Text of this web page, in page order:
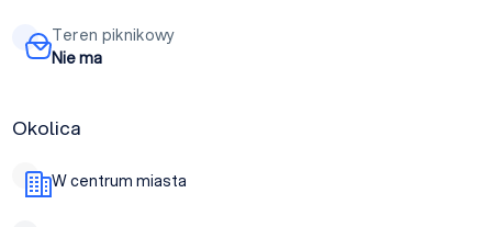
Teren piknikowy
Nie ma
Okolica
W centrum miasta